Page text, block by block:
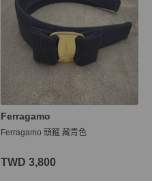
Ferragamo
Ferragamo 頭箍 藏青色
TWD 3,800